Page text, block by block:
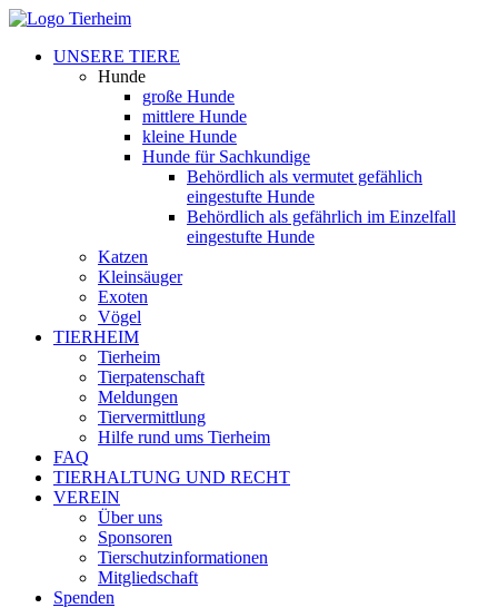
UNSERE TIERE
Hunde
große Hunde
mittlere Hunde
kleine Hunde
Hunde für Sachkundige
Behördlich als vermutet gefählich
eingestufte Hunde
Behördlich als gefährlich im Einzelfall
eingestufte Hunde
Katzen
Kleinsäuger
Exoten
Vögel
TIERHEIM
Tierheim
Tierpatenschaft
Meldungen
Tiervermittlung
Hilfe rund ums Tierheim
FAQ
TIERHALTUNG UND RECHT
VEREIN
Über uns
Sponsoren
Tierschutzinformationen
Mitgliedschaft
Spenden